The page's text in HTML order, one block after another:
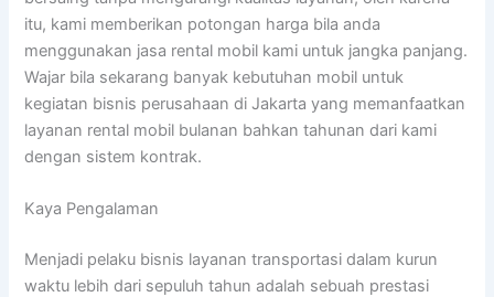
itu, kami memberikan potongan harga bila anda
menggunakan jasa rental mobil kami untuk jangka panjang.
Wajar bila sekarang banyak kebutuhan mobil untuk
kegiatan bisnis perusahaan di Jakarta yang memanfaatkan
layanan rental mobil bulanan bahkan tahunan dari kami
dengan sistem kontrak.
Kaya Pengalaman
Menjadi pelaku bisnis layanan transportasi dalam kurun
waktu lebih dari sepuluh tahun adalah sebuah prestasi